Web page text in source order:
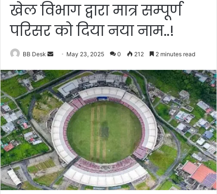
खेल विभाग द्वारा मात्र सम्पूर्ण
परिसर को दिया नया नाम..!
BB Desk
n
d
a
n
e
m
a
i
l
May 23, 2025 0 212 2 minutes read